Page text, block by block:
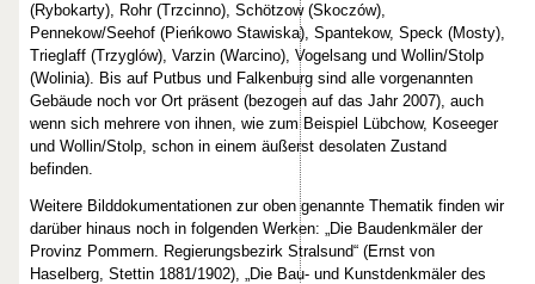
(Rybokarty), Rohr (Trzcinno), Schötzow (Skoczów),
Pennekow/Seehof (Pieńkowo Stawiska), Spantekow, Speck (Mosty),
Trieglaff (Trzyglów), Varzin (Warcino), Vogelsang und Wollin/Stolp
(Wolinia). Bis auf Putbus und Falkenburg sind alle vorgenannten
Gebäude noch vor Ort präsent (bezogen auf das Jahr 2007), auch
wenn sich mehrere von ihnen, wie zum Beispiel Lübchow, Koseeger
und Wollin/Stolp, schon in einem äußerst desolaten Zustand
befinden.
Weitere Bilddokumentationen zur oben genannte Thematik finden wir
darüber hinaus noch in folgenden Werken: „Die Baudenkmäler der
Provinz Pommern. Regierungsbezirk Stralsund“ (Ernst von
Haselberg, Stettin 1881/1902), „Die Bau- und Kunstdenkmäler des